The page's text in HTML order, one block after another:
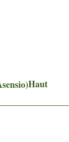
Haut